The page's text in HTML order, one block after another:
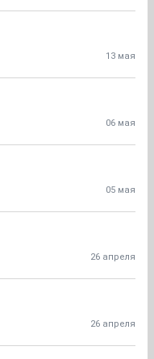
13 мая
06 мая
05 мая
26 апреля
26 апреля